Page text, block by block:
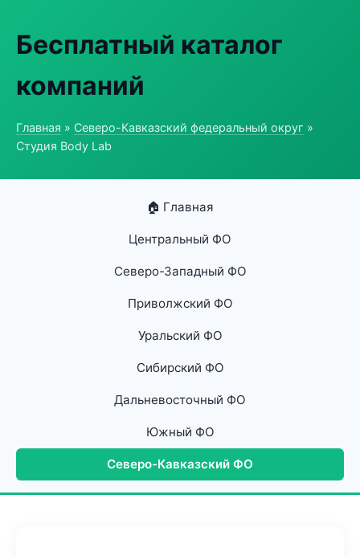
Бесплатный каталог
компаний
Главная » Северо-Кавказский федеральный округ »
Студия Body Lab
🏠 Главная
Центральный ФО
Северо-Западный ФО
Приволжский ФО
Уральский ФО
Сибирский ФО
Дальневосточный ФО
Южный ФО
Северо-Кавказский ФО